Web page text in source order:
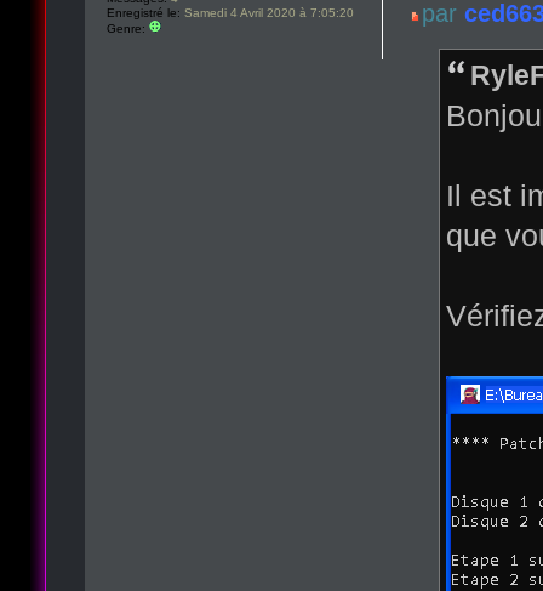
par
Il est
que
Enregistré le: Samedi 4 Avril 2020 à 7:05:20
Genre: